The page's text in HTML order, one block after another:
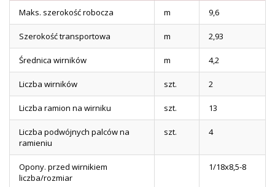
Maks. szerokość robocza m 9,6
Szerokość transportowa m 2,93
Średnica wirników m 4,2
Liczba wirników szt. 2
Liczba ramion na wirniku szt. 13
Liczba podwójnych palców na
ramieniu
szt. 4
Opony. przed wirnikiem
liczba/rozmiar
1/18x8,5-8